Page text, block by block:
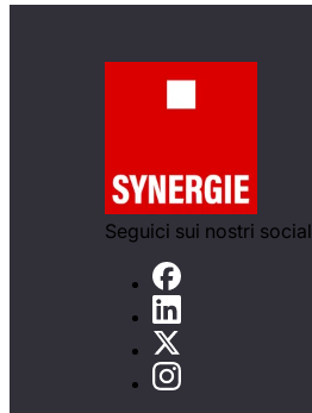
Seguici sui nostri social